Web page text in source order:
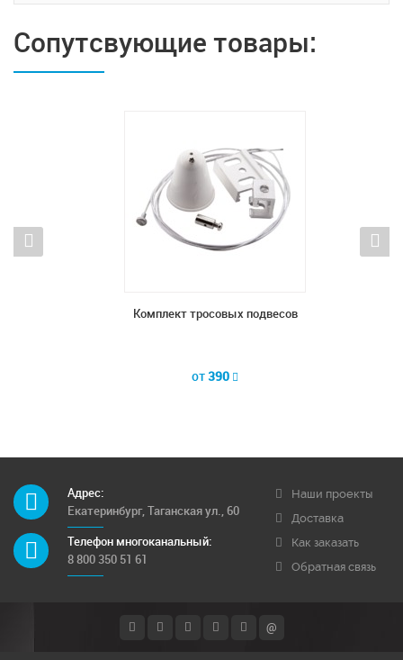
Сопутсвующие товары:
Комплект тросовых подвесов
от390
Адрес:
Екатеринбург, Таганская ул., 60
Телефон многоканальный:
8 800 350 51 61
Наши проекты
Доставка
Как заказать
Обратная связь
@